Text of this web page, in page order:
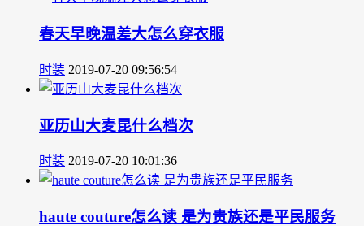
春天早晚温差大怎么穿衣服
时装 2019-07-20 09:56:54
亚历山大麦昆什么档次
时装 2019-07-20 10:01:36
haute couture怎么读 是为贵族还是平民服务